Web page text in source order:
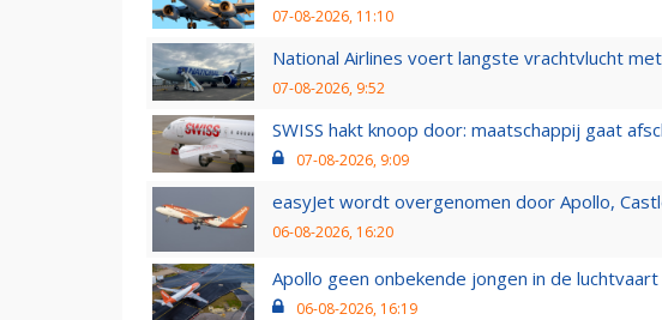
07-08-2026, 11:10
National Airlines voert langste vrachtvlucht
07-08-2026, 9:52
SWISS hakt knoop door: maatschappij gaat
07-08-2026, 9:09
easyJet wordt overgenomen door Apollo,
06-08-2026, 16:20
Apollo geen onbekende jongen in de luchtvaart
06-08-2026, 16:19